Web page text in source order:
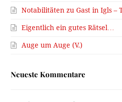
Notabilitäten zu Gast in Igls –
Eigentlich ein gutes Rätsel…
Auge um Auge (V.)
Neueste Kommentare